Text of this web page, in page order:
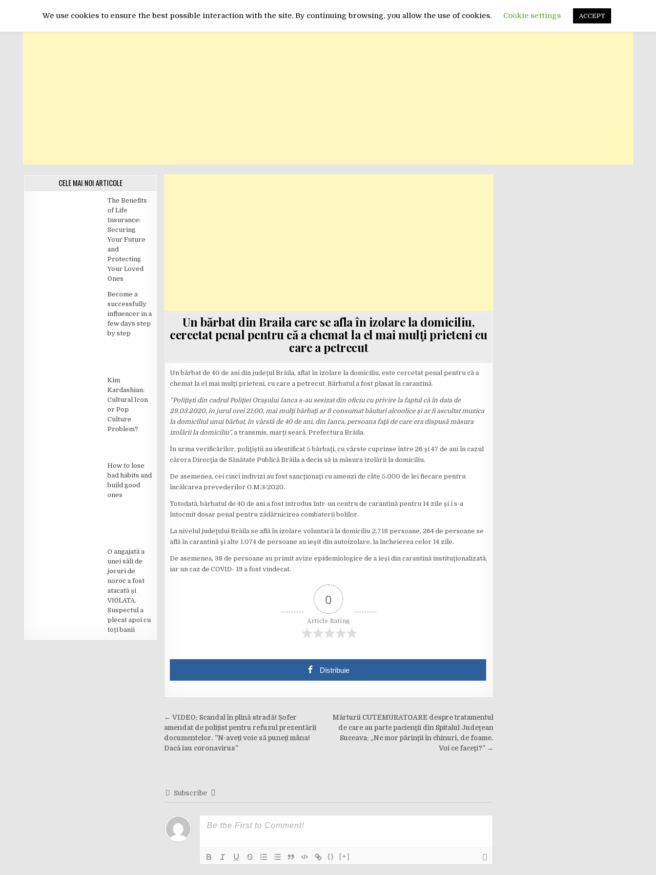
GET ONLINE ACTUALITATE INEDIT FUNNY SANATATE POLITIC
CELE MAI NOI ARTICOLE
The Benefits
of Life
Insurance:
Securing
Your Future
and
Protecting
Your Loved
Ones
Become a
successfully
influencer in a
few days step
by step
Kim
Kardashian:
Cultural Icon
or Pop
Culture
Problem?
How to lose
bad habits and
build good
ones
O angajată a
unei săli de
jocuri de
noroc a fost
atacată și
VI0LATA.
Suspectul a
plecat apoi cu
toți banii
Un bărbat din Braila care se afla în izolare la domiciliu,
cercetat penal pentru că a chemat la el mai mulţi prieteni cu
care a petrecut
Un bărbat de 40 de ani din judeţul Brăila, aflat în izolare la domiciliu, este cercetat penal pentru că a
chemat la el mai mulţi prieteni, cu care a petrecut. Bărbatul a fost plasat în carantină.
”Poliţişti din cadrul Poliţiei Oraşului Ianca s-au sesizat din oficiu cu privire la faptul că în data de
29.03.2020, în jurul orei 21:00, mai mulţi bărbaţi ar fi consumat băuturi alcoolice şi ar fi ascultat muzica
la domiciliul unui bărbat, în vârstă de 40 de ani, din Ianca, persoana faţă de care era dispusă măsura
izolării la domiciliu”,a transmis, marţi seară, Prefectura Brăila.
În urma verificărilor, poliţiştii au identificat 5 bărbaţi, cu vârste cuprinse între 26 şi 47 de ani în cazul
cărora Direcţia de Sănătate Publică Brăila a decis să ia măsura izolării la domiciliu.
De asemenea, cei cinci indivizi au fost sancţionaţi cu amenzi de câte 5.000 de lei fiecare pentru
încălcarea prevederilor O.M.3/2020.
Totodată, bărbatul de 40 de ani a fost introdus într-un centru de carantină pentru 14 zile şi i s-a
întocmit dosar penal pentru zădărnicirea combaterii bolilor.
La nivelul judeţului Brăila se află în izolare voluntară la domiciliu 2.718 persoane, 264 de persoane se
află în carantină şi alte 1.074 de persoane au ieşit din autoizolare, la încheierea celor 14 zile.
De asemenea, 38 de persoane au primit avize epidemiologice de a ieşi din carantină instituţionalizată,
iar un caz de COVID- 19 a fost vindecat.
0
Article Rating
Distribuie
Post
navigation
Mărturii CUTEMURATOARE despre tratamentul
de care au parte pacienţii din Spitalul Judeţean
Suceava: „Ne mor părinţii în chinuri, de foame.
Voi ce faceţi?” →
← VIDEO: Scandal în plină stradă! Șofer
amendat de polițist pentru refuzul prezentării
documentelor. ”N-aveți voie să puneți mâna!
Dacă iau coronavirus”
Subscribe
{} [+]
We use cookies to ensure the best possible interaction with the site. By continuing browsing, you allow the use of cookies. Cookie settings ACCEPT